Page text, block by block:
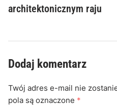
architektonicznym raju
Dodaj komentarz
Twój adres e-mail nie
pola są oznaczone *